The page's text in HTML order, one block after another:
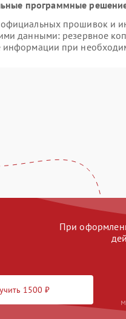
программные
прошивок и
данными: резервное
информации при
При
1500 ₽